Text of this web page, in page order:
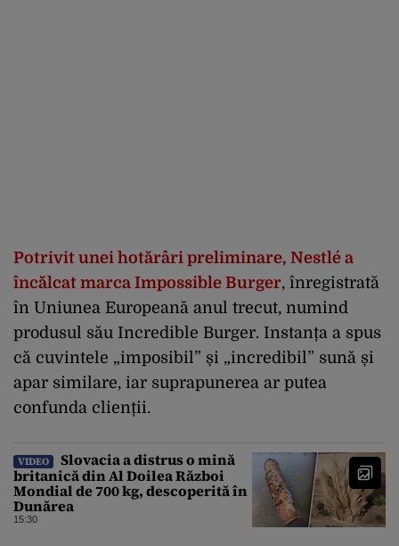
Potrivit unei hotărâri preliminare, Nestlé a
încălcat marca Impossible Burger, înregistrată
în Uniunea Europeană anul trecut, numind
produsul său Incredible Burger. Instanța a spus
că cuvintele „imposibil” și „incredibil” sună și
apar similare, iar suprapunerea ar putea
confunda clienții.
VIDEO
Slovacia a distrus o mină
britanică din Al Doilea Război
Mondial de 700 kg, descoperită în
Dunărea
15:30